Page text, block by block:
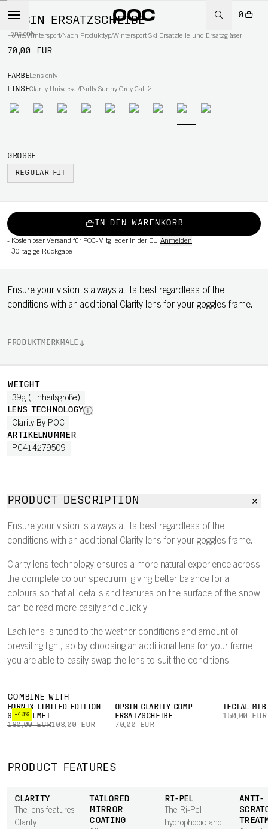
0
Home/Wintersport/Nach Produkttyp/Wintersport Ski Ersatzteile und Ersatzgläser
OPSIN ERSATZSCHEIBE
Lens only
70,00 EUR
FARBELens only
LINSEClarity Universal/Partly Sunny Grey Cat. 2
GRÖSSE
REGULAR FIT
IN DEN WARENKORB
- Kostenloser Versand für POC-Mitglieder in der EU Anmelden
- 30-tägige Rückgabe
Ensure your vision is always at its best regardless of the
conditions with an additional Clarity lens for your goggles frame.
PRODUKTMERKMALE
WEIGHT
39g (Einheitsgröße)
LENS TECHNOLOGY
Clarity By POC
ARTIKELNUMMER
PC414279509
PRODUCT DESCRIPTION
Ensure your vision is always at its best regardless of the
conditions with an additional Clarity lens for your goggles frame.
Clarity lens technology ensures a more natural experience across
the complete colour spectrum, giving better balance for all
colours so that all details and textures on the surface of the snow
can be read more easily and quickly.
Each lens is tuned to the weather conditions and amount of
prevailing light, so by choosing an additional lens for your frame
you are able to easily swap the lens to suit the conditions.
COMBINE WITH
-40%
FORNIX LIMITED EDITION
SKI HELMET
180,00 EUR108,00 EUR
OPSIN CLARITY COMP
ERSATZSCHEIBE
70,00 EUR
TECTAL
150,00 EUR
PRODUCT FEATURES
CLARITY
The lens features
Clarity
TAILORED
MIRROR
COATING
RI-PEL
The Ri-Pel
hydrophobic and
ANTI-